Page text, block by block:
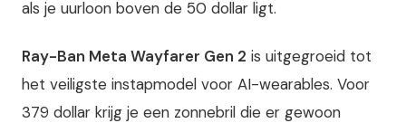
als je uurloon boven de 50 dollar ligt.
Ray-Ban Meta Wayfarer Gen 2 is uitgegroeid tot
het veiligste instapmodel voor AI-wearables. Voor
379 dollar krijg je een zonnebril die er gewoon